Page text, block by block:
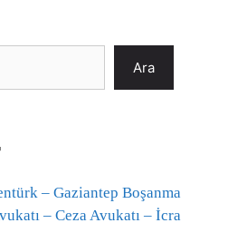
Ara
– Gaziantep Boşanma
– Ceza Avukatı – İcra